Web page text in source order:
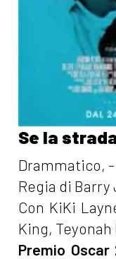
Se la
Drammatico, -
Regia di Barry
Con KiKi
King, Teyonah
Premio